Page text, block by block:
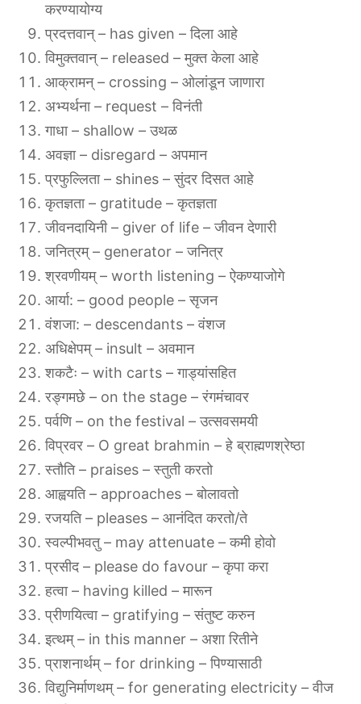
करण्यायोग्य
प्रदत्तवान् – has given – दिला आहे
विमुक्तवान् – released – मुक्त केला आहे
आक्रामन् – crossing – ओलांडून जाणारा
अभ्यर्थना – request – विनंती
गाधा – shallow – उथळ
अवज्ञा – disregard – अपमान
प्रफुल्लिता – shines – सुंदर दिसत आहे
कृतज्ञता – gratitude – कृतज्ञता
जीवनदायिनी – giver of life – जीवन देणारी
जनित्रम् – generator – जनित्र
श्रवणीयम् – worth listening – ऐकण्याजोगे
आर्या: – good people – सृजन
वंशजा: – descendants – वंशज
अधिक्षेपम् – insult – अवमान
शकटैः – with carts – गाड्यांसहित
रङ्गमछे – on the stage – रंगमंचावर
पर्वणि – on the festival – उत्सवसमयी
विप्रवर – O great brahmin – हे ब्राह्मणश्रेष्ठा
स्तौति – praises – स्तुती करतो
आह्वयति – approaches – बोलावतो
रजयति – pleases – आनंदित करतो/ते
स्वल्पीभवतु – may attenuate – कमी होवो
प्रसीद – please do favour – कृपा करा
हत्वा – having killed – मारून
प्रीणयित्वा – gratifying – संतुष्ट करुन
इत्थम् – in this manner – अशा रितीने
प्राशनार्थम् – for drinking – पिण्यासाठी
विद्युनिर्माणथम् – for generating electricity – वीज